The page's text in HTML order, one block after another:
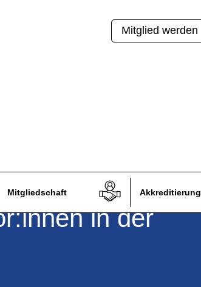
Mitglied werden
Mitgliedschaft Akkreditierung
in der